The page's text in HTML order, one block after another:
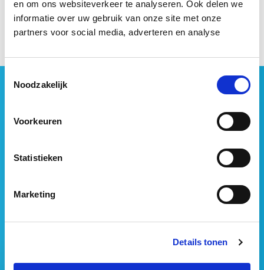
en om ons websiteverkeer te analyseren. Ook delen we
informatie over uw gebruik van onze site met onze
partners voor social media, adverteren en analyse
Noodzakelijk
Voorkeuren
Statistieken
Marketing
Details tonen
Opleiding Optoppen
Geen vastgoednieuws missen?
media voor je samen en signaleren de belangrijkste